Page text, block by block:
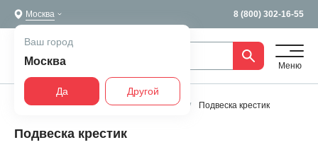
Москва 8 (800) 302-16-55
Ваш город
Москва
Да Другой
Меню
Главная Все украшения Подвески Подвеска крестик
Подвеска крестик